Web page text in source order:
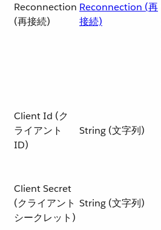
Reconnection
(再接続)
Reconnection (再
接続)
Client Id (ク
ライアント
ID)
String (文字列)
Client Secret
(クライアント
シークレット)
String (文字列)